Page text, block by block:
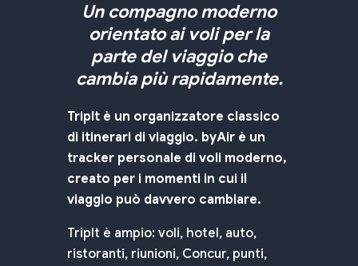
Un compagno moderno
orientato ai voli per la
parte del viaggio che
cambia più rapidamente.
TripIt è un organizzatore classico
di itinerari di viaggio. byAir è un
tracker personale di voli moderno,
creato per i momenti in cui il
viaggio può davvero cambiare.
TripIt è ampio: voli, hotel, auto,
ristoranti, riunioni, Concur, punti,